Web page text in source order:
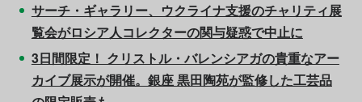
サーチ・ギャラリー、ウクライナ支援のチャリティ展
覧会がロシア人コレクターの関与疑惑で中止に
3日間限定！ クリストル・バレンシアガの貴重なアー
カイブ展示が開催。銀座 黒田陶苑が監修した工芸品